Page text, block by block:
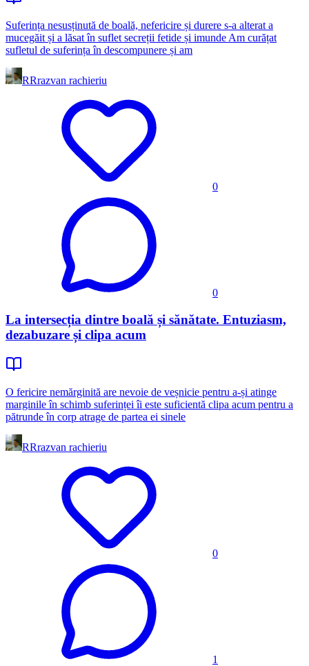
Suferința nesusținută de boală, nefericire și durere s-a alterat a
mucegăit și a lăsat în suflet secreții fetide și imunde Am curățat
sufletul de suferința în descompunere și am
RRrazvan rachieriu
0
0
La intersecția dintre boală și sănătate. Entuziasm,
dezabuzare și clipa acum
O fericire nemărginită are nevoie de veșnicie pentru a-și atinge
marginile în schimb suferinței îi este suficientă clipa acum pentru a
pătrunde în corp atrage de partea ei sinele
RRrazvan rachieriu
0
1